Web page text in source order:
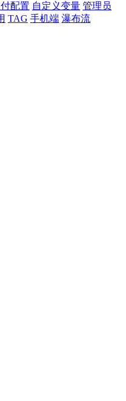
配置 自定义变量 管理员
TAG 手机端 瀑布流